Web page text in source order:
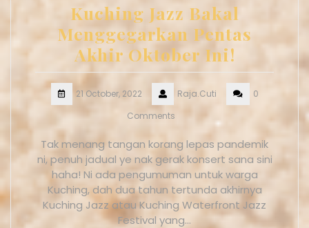
Kuching Jazz Bakal
Menggegarkan Pentas
Akhir Oktober Ini!
21 October, 2022 Raja.Cuti
0
Comments
Tak menang tangan korang lepas pandemik
ni, penuh jadual ye nak gerak konsert sana sini
haha! Ni ada pengumuman untuk warga
Kuching, dah dua tahun tertunda akhirnya
Kuching Jazz atau Kuching Waterfront Jazz
Festival yang…